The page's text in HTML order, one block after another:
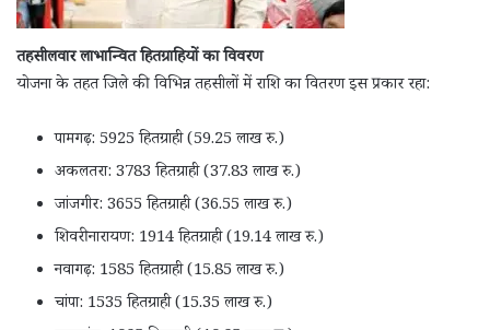
तहसीलवार लाभान्वित हितग्राहियों का विवरण
योजना के तहत जिले की विभिन्न तहसीलों में राशि का वितरण इस प्रकार रहा:
पामगढ़: 5925 हितग्राही (59.25 लाख रु.)
अकलतरा: 3783 हितग्राही (37.83 लाख रु.)
जांजगीर: 3655 हितग्राही (36.55 लाख रु.)
शिवरीनारायण: 1914 हितग्राही (19.14 लाख रु.)
नवागढ़: 1585 हितग्राही (15.85 लाख रु.)
चांपा: 1535 हितग्राही (15.35 लाख रु.)